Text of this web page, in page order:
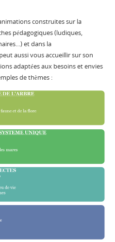
construites sur la
pédagogiques (ludiques,
et dans la
aussi vous accueillir sur son
adaptées aux besoins et envies
de thèmes :